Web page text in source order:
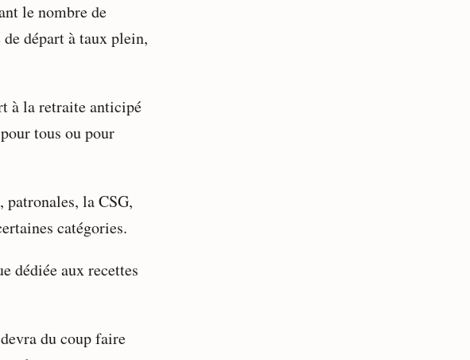
le nombre de
départ à taux plein,
à la retraite anticipé
tous ou pour
la CSG,
catégories.
dédiée aux recettes
du coup faire